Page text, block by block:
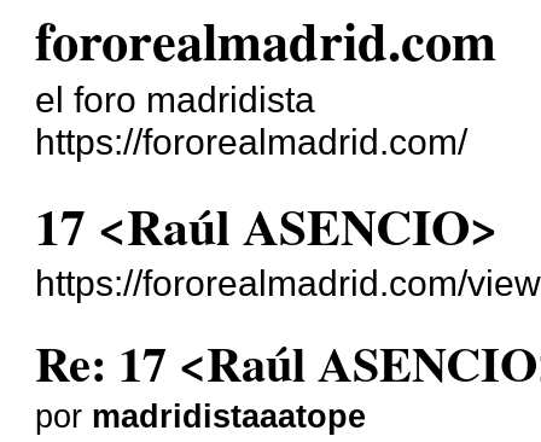
fororealmadrid.com
el foro madridista
https://fororealmadrid.com/
17 <Raúl ASENCIO>
https://fororealmadrid.com/
Re: 17 <Raúl
por madridistaaatope